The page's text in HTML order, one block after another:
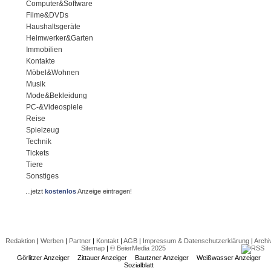
Computer&Software
Filme&DVDs
Haushaltsgeräte
Heimwerker&Garten
Immobilien
Kontakte
Möbel&Wohnen
Musik
Mode&Bekleidung
PC-&Videospiele
Reise
Spielzeug
Technik
Tickets
Tiere
Sonstiges
...jetztkostenlosAnzeige eintragen!
Redaktion| Werben| Partner| Kontakt| AGB| Impressum & Datenschutzerklärung|
Sitemap| © BeierMedia 2025
Görlitzer Anzeiger
Zittauer Anzeiger Bautzner Anzeiger
Weißwasser Anzeiger
Sozialblatt